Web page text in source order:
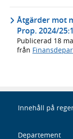
Åtgärder mot
Prop. 2024/
Publicerad 18
från
Innehåll på
Departement